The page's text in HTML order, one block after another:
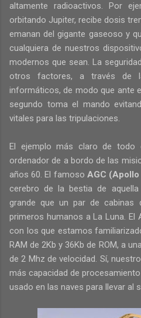
altamente radioactivos. Por
orbitando Jupiter, recibe dosis
emanan del gigante gaseoso y
cualquiera de nuestros
modernos que sean. La
otros factores, a través de
informáticos, de modo que ante
segundo toma el mando
vitales para las tripulaciones.
El ejemplo más claro de todo
ordenador de a bordo de las
años 60. El famoso AGC (Apollo
cerebro de la bestia de
grande que un par de
primeros humanos a La Luna. El
con los que estamos
RAM de 2Kb y 36Kb de ROM, a
de 2 Mhz de velocidad. Sí,
más capacidad de
usado en las naves para llevar al